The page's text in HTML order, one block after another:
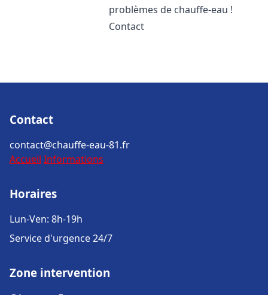
problèmes de chauffe-eau !
Contact
Contact
contact@chauffe-eau-81.fr
Accueil Informations
Horaires
Lun-Ven: 8h-19h
Service d'urgence 24/7
Zone intervention